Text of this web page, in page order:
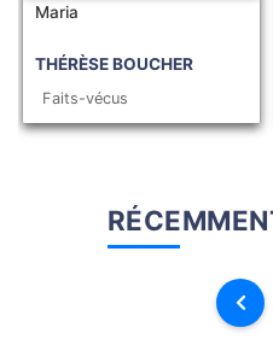
Maria
THÉRÈSE BOUCHER
Faits-vécus